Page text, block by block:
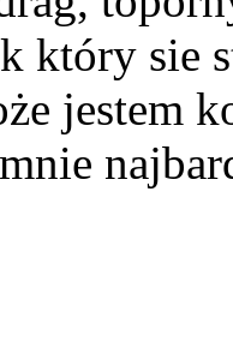
który sie
jestem